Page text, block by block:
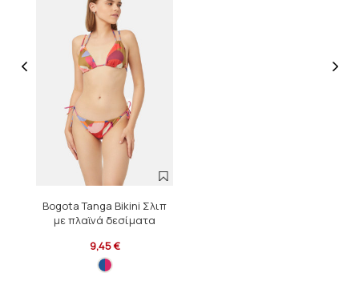
Bogota Tanga Bikini Σλιπ
με πλαϊνά δεσίματα
9,45 €